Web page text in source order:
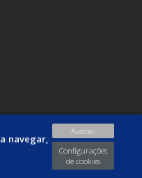
navegar,
Aceitar
Configurações
de cookies